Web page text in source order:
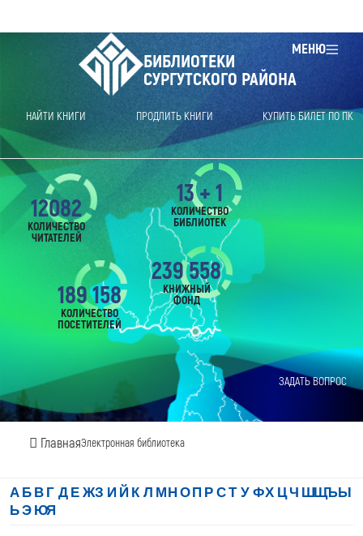
МЕНЮ
БИБЛИОТЕКИ
СУРГУТСКОГО РАЙОНА
НАЙТИ КНИГИ ПРОДЛИТЬ КНИГИ КУПИТЬ БИЛЕТ ПО ПК
ЗАДАТЬ ВОПРОС
ГлавнаяЭлектронная библиотека
12082
КОЛИЧЕСТВО
ЧИТАТЕЛЕЙ
189 158
КОЛИЧЕСТВО
ПОСЕТИТЕЛЕЙ
239 558
КНИЖНЫЙ
ФОНД
13 + 1
КОЛИЧЕСТВО
БИБЛИОТЕК
АБВГ ДЕЖЗ И Й К Л МНОП РСТ УФХ ЦЧ ШЩЪЫ
ЬЭЮЯ